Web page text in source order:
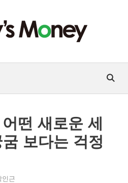
떤 새로운 세
보다는 걱정
인근